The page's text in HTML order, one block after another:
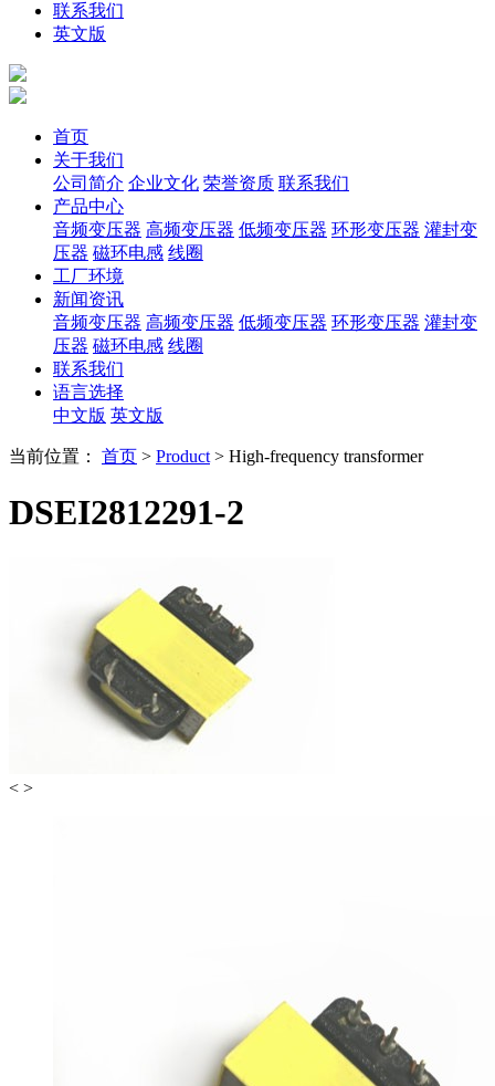
联系我们
英文版
首页
关于我们
公司简介 企业文化 荣誉资质 联系我们
产品中心
音频变压器 高频变压器 低频变压器 环形变压器 灌封变
压器 磁环电感 线圈
工厂环境
新闻资讯
音频变压器 高频变压器 低频变压器 环形变压器 灌封变
压器 磁环电感 线圈
联系我们
语言选择
中文版 英文版
当前位置： 首页 > Product > High-frequency transformer
DSEI2812291-2
< >